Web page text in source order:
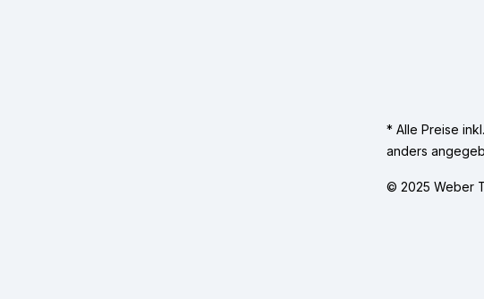
* Alle Preise
anders
© 2025 Weber